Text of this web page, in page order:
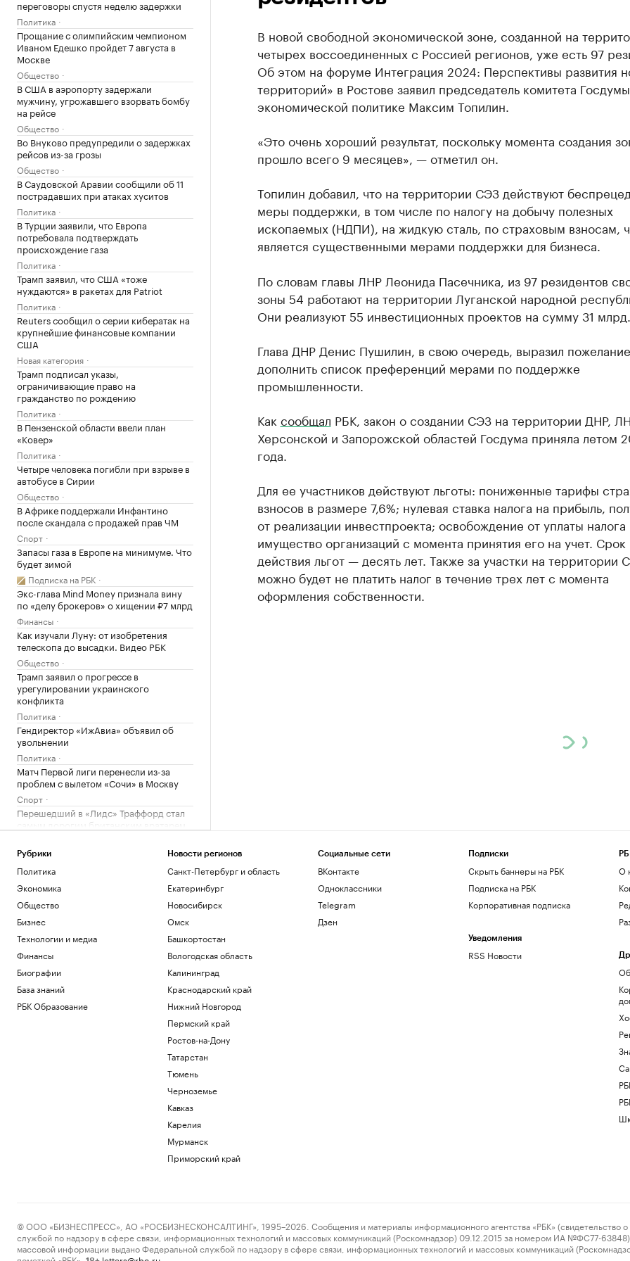
переговоры спустя неделю задержки
Политика
Прощание с олимпийским чемпионом
Иваном Едешко пройдет 7 августа в
Москве
Общество
В США в аэропорту задержали
мужчину, угрожавшего взорвать бомбу
на рейсе
Общество
Во Внуково предупредили о задержках
рейсов из-за грозы
Общество
В Саудовской Аравии сообщили об 11
пострадавших при атаках хуситов
Политика
В Турции заявили, что Европа
потребовала подтверждать
происхождение газа
Политика
Трамп заявил, что США «тоже
нуждаются» в ракетах для Patriot
Политика
Reuters сообщил о серии кибератак на
крупнейшие финансовые компании
США
Новая категория
Трамп подписал указы,
ограничивающие право на
гражданство по рождению
Политика
В Пензенской области ввели план
«Ковер»
Политика
Четыре человека погибли при взрыве в
автобусе в Сирии
Общество
В Африке поддержали Инфантино
после скандала с продажей прав ЧМ
Спорт
Запасы газа в Европе на минимуме. Что
будет зимой
Подписка на РБК
Экс-глава Mind Money признала вину
по «делу брокеров» о хищении ₽7 млрд
Финансы
Как изучали Луну: от изобретения
телескопа до высадки. Видео РБК
Общество
Трамп заявил о прогрессе в
урегулировании украинского
конфликта
Политика
Гендиректор «ИжАвиа» объявил об
увольнении
Политика
Матч Первой лиги перенесли из-за
проблем с вылетом «Сочи» в Москву
Спорт
Перешедший в «Лидс» Траффорд стал
самым дорогим британским вратарем
В новой свободной экономической зоне, созданной на
четырех воссоединенных с Россией регионов, уже есть 97
Об этом на форуме Интеграция 2024: Перспективы развития
территорий» в Ростове заявил председатель комитета
экономической политике Максим Топилин.
«Это очень хороший результат, поскольку момента создания
прошло всего 9 месяцев», — отметил он.
Топилин добавил, что на территории СЭЗ действуют
меры поддержки, в том числе по налогу на добычу полезных
ископаемых (НДПИ), на жидкую сталь, по страховым взносам,
является существенными мерами поддержки для бизнеса.
По словам главы ЛНР Леонида Пасечника, из 97 резидентов
зоны 54 работают на территории Луганской народной
Они реализуют 55 инвестиционных проектов на сумму 31
Глава ДНР Денис Пушилин, в свою очередь, выразил пожелание
дополнить список преференций мерами по поддержке
промышленности.
Как сообщал РБК, закон о создании СЭЗ на территории ДНР,
Херсонской и Запорожской областей Госдума приняла летом
года.
Для ее участников действуют льготы: пониженные тарифы
взносов в размере 7,6%; нулевая ставка налога на прибыль,
от реализации инвестпроекта; освобождение от уплаты налога
имущество организаций с момента принятия его на учет. Срок
действия льгот — десять лет. Также за участки на территории
можно будет не платить налог в течение трех лет с момента
оформления собственности.
Рубрики
Политика
Экономика
Общество
Бизнес
Технологии и медиа
Финансы
Биографии
База знаний
РБК Образование
Новости регионов
Санкт-Петербург и область
Екатеринбург
Новосибирск
Омск
Башкортостан
Вологодская область
Калининград
Краснодарский край
Нижний Новгород
Пермский край
Ростов-на-Дону
Татарстан
Тюмень
Черноземье
Кавказ
Карелия
Мурманск
Приморский край
Социальные сети
ВКонтакте
Одноклассники
Telegram
Дзен
Подписки
Скрыть баннеры на РБК
Подписка на РБК
Корпоративная подписка
Уведомления
RSS Новости
О
© ООО «БИЗНЕСПРЕСС», АО «РОСБИЗНЕСКОНСАЛТИНГ», 1995–2026. Сообщения и материалы информационного агентства «РБК» (свидетельство о
службой по надзору в сфере связи, информационных технологий и массовых коммуникаций (Роскомнадзор) 09.12.2015 за номером ИА №ФС77-63848)
массовой информации выдано Федеральной службой по надзору в сфере связи, информационных технологий и массовых коммуникаций